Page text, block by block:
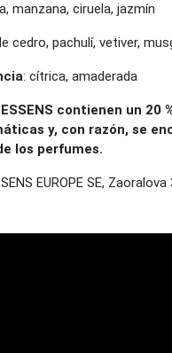
manzana, ciruela, jazmín
cedro, pachulí, vetiver,
: cítrica, amaderada
contienen un 20
y, con razón, se
los perfumes.
EUROPE SE,